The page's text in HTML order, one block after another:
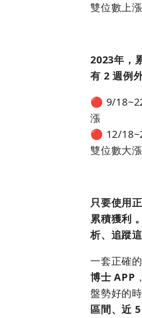
雙位數上漲
2023年，
有 2 週例
🔴 9/
漲
🔴 12/
雙位數大漲
只要使用
累積獲利
析、追蹤
一套正確
博士 APP
盤勢好的
區間、近